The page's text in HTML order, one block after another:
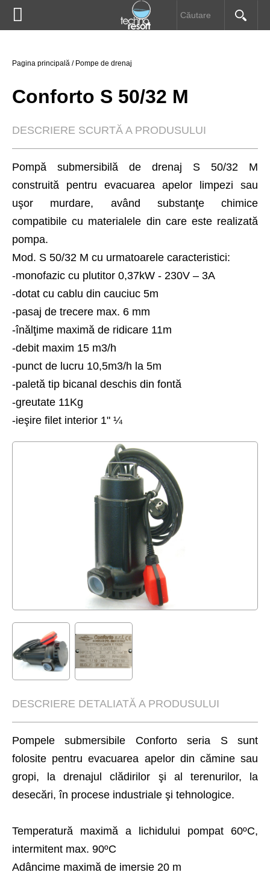


DESPRE NOI
PRODUSE
INFORMAŢII UTILE
DOWNLOAD
CONTACT
Pompe submersibile
Electropompe
Pagina principală / Pompe de drenaj
Conforto S 50/32 M
DESCRIERE SCURTĂ A PRODUSULUI
Pompă submersibilă de drenaj S 50/32 M
construită pentru evacuarea apelor limpezi sau
uşor murdare, având substanţe chimice
compatibile cu materialele din care este realizată
pompa.
Mod. S 50/32 M cu urmatoarele caracteristici:
-monofazic cu plutitor 0,37kW - 230V – 3A
-dotat cu cablu din cauciuc 5m
-pasaj de trecere max. 6 mm
-înălţime maximă de ridicare 11m
-debit maxim 15 m3/h
-punct de lucru 10,5m3/h la 5m
-paletă tip bicanal deschis din fontă
-greutate 11Kg
-ieşire filet interior 1" ¼
DESCRIERE DETALIATĂ A PRODUSULUI
Pompele submersibile Conforto seria S sunt
folosite pentru evacuarea apelor din cămine sau
gropi, la drenajul clădirilor şi al terenurilor, la
desecări, în procese industriale şi tehnologice.
Temperatură maximă a lichidului pompat 60ºC,
intermitent max. 90ºC
Adâncime maximă de imersie 20 m